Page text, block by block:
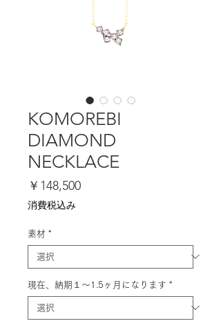
KOMOREBI
DIAMOND
NECKLACE
￥148,500価
消費税込み
素材 *
現在、納期１〜1.5ヶ月になります *